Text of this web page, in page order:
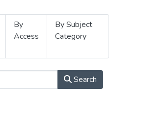
By
Access
By Subject
Category
Search